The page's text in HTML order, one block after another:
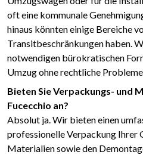
oft eine kommunale
hinaus könnten einige Bereiche
Transitbeschränkungen haben.
notwendigen bürokratischen
Umzug ohne rechtliche
Bieten Sie Verpackungs- und
Fucecchio an?
Absolut ja. Wir bieten einen
professionelle Verpackung Ihrer
Materialien sowie den